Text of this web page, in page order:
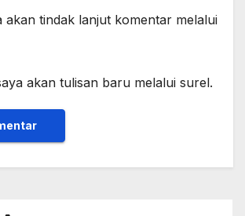
akan tindak lanjut komentar melalui
akan tulisan baru melalui surel.